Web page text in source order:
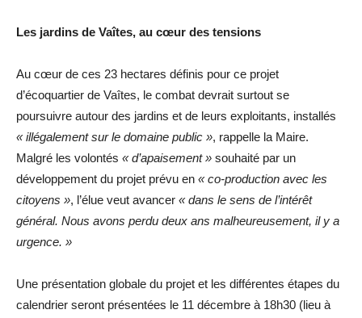
Les jardins de Vaîtes, au cœur des tensions
Au cœur de ces 23 hectares définis pour ce projet
d’écoquartier de Vaîtes, le combat devrait surtout se
poursuivre autour des jardins et de leurs exploitants, installés
« illégalement sur le domaine public », rappelle la Maire.
Malgré les volontés « d’apaisement » souhaité par un
développement du projet prévu en « co-production avec les
citoyens », l’élue veut avancer « dans le sens de l’intérêt
général. Nous avons perdu deux ans malheureusement, il y a
urgence. »
Une présentation globale du projet et les différentes étapes du
calendrier seront présentées le 11 décembre à 18h30 (lieu à